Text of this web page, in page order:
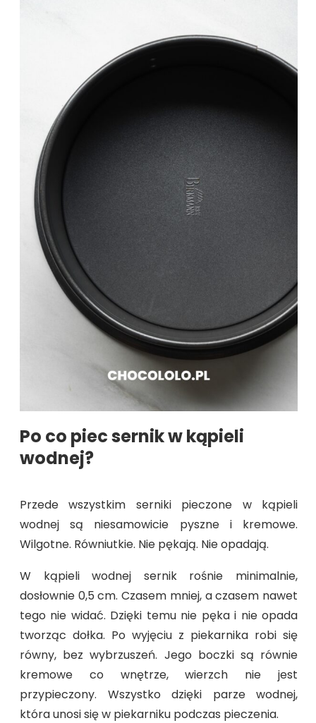
Po co piec sernik w kąpieli
wodnej?
Przede wszystkim serniki pieczone w kąpieli
wodnej są niesamowicie pyszne i kremowe.
Wilgotne. Równiutkie. Nie pękają. Nie opadają.
W kąpieli wodnej sernik rośnie minimalnie,
dosłownie 0,5 cm. Czasem mniej, a czasem nawet
tego nie widać. Dzięki temu nie pęka i nie opada
tworząc dołka. Po wyjęciu z piekarnika robi się
równy, bez wybrzuszeń. Jego boczki są równie
kremowe co wnętrze, wierzch nie jest
przypieczony. Wszystko dzięki parze wodnej,
która unosi się w piekarniku podczas pieczenia.